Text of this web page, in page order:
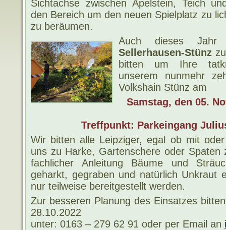
Sichtachse zwischen Apelstein, Teich
den Bereich um den neuen Spielplatz zu
zu beräumen.
Auch dieses
Sellerhausen-Stünz
bitten um Ihre
unserem nunmehr
Volkshain Stünz am
Samstag, den 05.
Treffpunkt: Parkeingang
Wir bitten alle Leipziger, egal ob mit
uns zu Harke, Gartenschere oder
fachlicher Anleitung Bäume und
geharkt, gegraben und natürlich Unkraut
nur teilweise bereitgestellt werden.
Zur besseren Planung des Einsatzes
28.10.2022
unter: 0163 – 279 62 91 oder per Email an